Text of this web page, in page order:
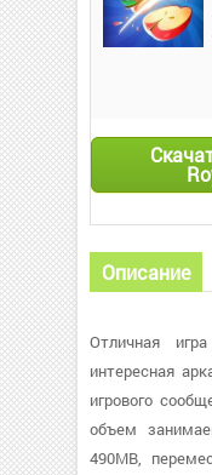
Описание
Отличная
интересная
игрового
объем
490MB,